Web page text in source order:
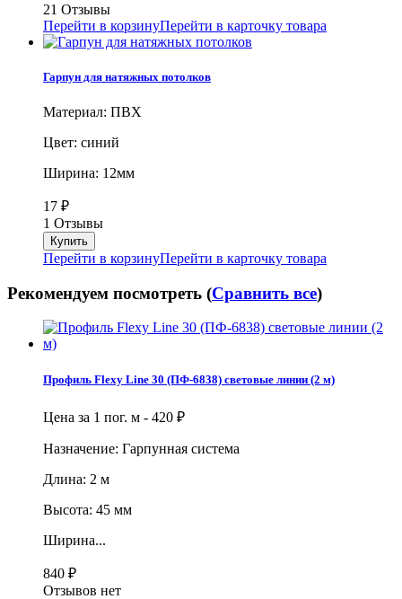
21 Отзывы
Перейти в корзинуПерейти в карточку товара
Гарпун для натяжных потолков
Материал: ПВХ
Цвет: синий
Ширина: 12мм
17 ₽
1 Отзывы
Перейти в корзинуПерейти в карточку товара
Рекомендуем посмотреть (Сравнить все)
Профиль Flexy Line 30 (ПФ-6838) световые линии (2 м)
Цена за 1 пог. м - 420 ₽
Назначение: Гарпунная система
Длина: 2 м
Высота: 45 мм
Ширина...
840 ₽
Отзывов нет